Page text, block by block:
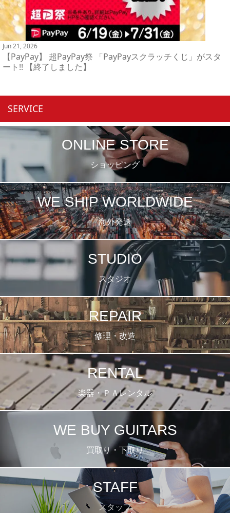
Jun 21, 2026
【PayPay】 超PayPay祭 「PayPayスクラッチくじ」がスタ
ート!! 【終了しました】
SERVICE
ONLINE STORE
ショッピング
WE SHIP WORLDWIDE
海外発送
STUDIO
スタジオ
REPAIR
修理・改造
RENTAL
楽器・ＰＡレンタル
WE BUY GUITARS
買取り・下取り
STAFF
スタッフ